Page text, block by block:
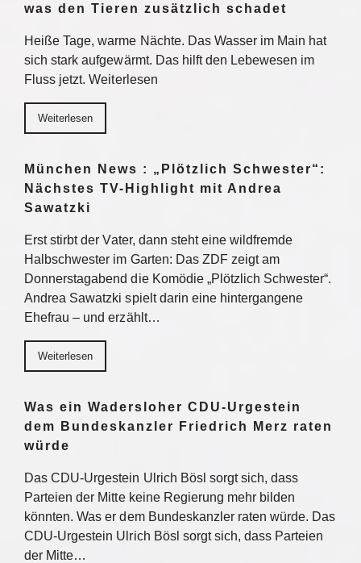
was den Tieren zusätzlich schadet
Heiße Tage, warme Nächte. Das Wasser im Main hat
sich stark aufgewärmt. Das hilft den Lebewesen im
Fluss jetzt. Weiterlesen
Weiterlesen
München News : „Plötzlich Schwester“:
Nächstes TV-Highlight mit Andrea
Sawatzki
Erst stirbt der Vater, dann steht eine wildfremde
Halbschwester im Garten: Das ZDF zeigt am
Donnerstagabend die Komödie „Plötzlich Schwester“.
Andrea Sawatzki spielt darin eine hintergangene
Ehefrau – und erzählt…
Weiterlesen
Was ein Wadersloher CDU-Urgestein
dem Bundeskanzler Friedrich Merz raten
würde
Das CDU-Urgestein Ulrich Bösl sorgt sich, dass
Parteien der Mitte keine Regierung mehr bilden
könnten. Was er dem Bundeskanzler raten würde. Das
CDU-Urgestein Ulrich Bösl sorgt sich, dass Parteien
der Mitte…